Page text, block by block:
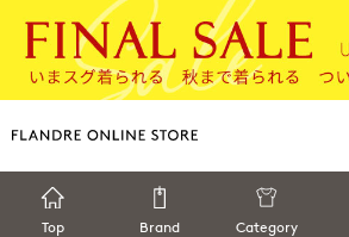
Top Brand Category